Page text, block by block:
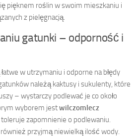
pięknem roślin w swoim mieszkaniu i
z pielęgnacją.
gatunki – odporność i
w utrzymaniu i odporne na błędy
należą kaktusy i sukulenty, które
– wystarczy podlewać je co około
wyborem jestwilczomlecz
zapomnienie o podlewaniu.
również przyjmą niewielką ilość wody.